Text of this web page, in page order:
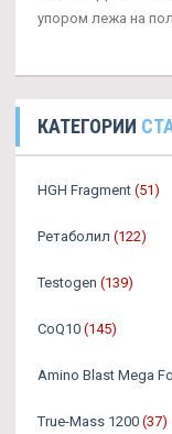
упором лежа на
КАТЕГОРИИ
HGH Fragment (51)
Ретаболил (122)
Testogen (139)
CoQ10 (145)
Amino Blast Mega
True-Mass 1200 (37)